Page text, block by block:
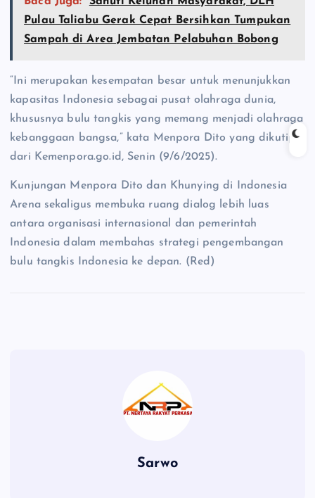
Pulau Taliabu Gerak Cepat Bersihkan Tumpukan
Sampah di Area Jembatan Pelabuhan Bobong
“Ini merupakan kesempatan besar untuk menunjukkan
kapasitas Indonesia sebagai pusat olahraga dunia,
khususnya bulu tangkis yang memang menjadi olahraga
kebanggaan bangsa,” kata Menpora Dito yang dikutip
dari Kemenpora.go.id, Senin (9/6/2025).
Kunjungan Menpora Dito dan Khunying di Indonesia
Arena sekaligus membuka ruang dialog lebih luas
antara organisasi internasional dan pemerintah
Indonesia dalam membahas strategi pengembangan
bulu tangkis Indonesia ke depan. (Red)
Sarwo